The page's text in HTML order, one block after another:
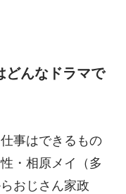
どんなドラマで
事はできるもの
・相原メイ（多
おじさん家政